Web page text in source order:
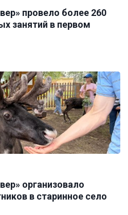
провело более 260
занятий в первом
организовало
в старинное село